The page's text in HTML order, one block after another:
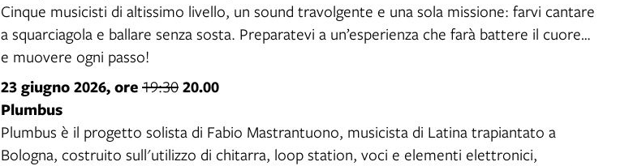
Cinque musicisti di altissimo livello, un sound travolgente e una sola missione: farvi cantare
a squarciagola e ballare senza sosta. Preparatevi a un’esperienza che farà battere il cuore…
e muovere ogni passo!
23 giugno 2026, ore 19:30 20.00
Plumbus
Plumbus è il progetto solista di Fabio Mastrantuono, musicista di Latina trapiantato a
Bologna, costruito sull'utilizzo di chitarra, loop station, voci e elementi elettronici,